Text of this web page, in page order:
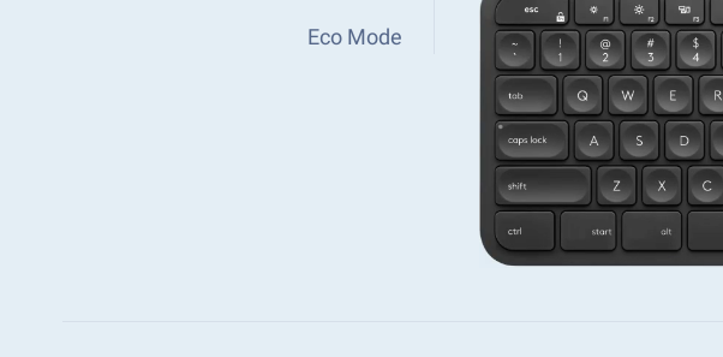
Eco Mode